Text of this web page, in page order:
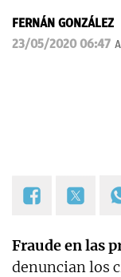
FERNÁN GONZÁLEZ
23/05/2020 06:47
Fraude en las
denuncian los